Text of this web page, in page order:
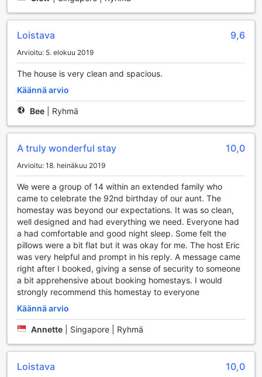
Loistava 9,6
Arvioitu: 5. elokuu 2019
The house is very clean and spacious.
Käännä arvio
Bee Ryhmä
A truly wonderful stay 10,0
Arvioitu: 18. heinäkuu 2019
We were a group of 14 within an extended family who
came to celebrate the 92nd birthday of our aunt. The
homestay was beyond our expectations. It was so clean,
well designed and had everything we need. Everyone had
a had comfortable and good night sleep. Some felt the
pillows were a bit flat but it was okay for me. The host Eric
was very helpful and prompt in his reply. A message came
right after I booked, giving a sense of security to someone
a bit apprehensive about booking homestays. I would
strongly recommend this homestay to everyone
Käännä arvio
Annette Singapore | Ryhmä
Loistava 10,0